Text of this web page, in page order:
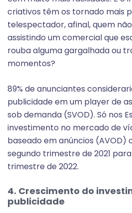
criativos têm os tornado mais
telespectador, afinal, quem
assistindo um comercial que
rouba alguma gargalhada ou
momentos?
89% de anunciantes
publicidade em um player de
sob demanda (SVOD). Só nos
investimento no mercado de
baseado em anúncios (AVOD)
segundo trimestre de 2021
trimestre de 2022.
4. Crescimento do
publicidade